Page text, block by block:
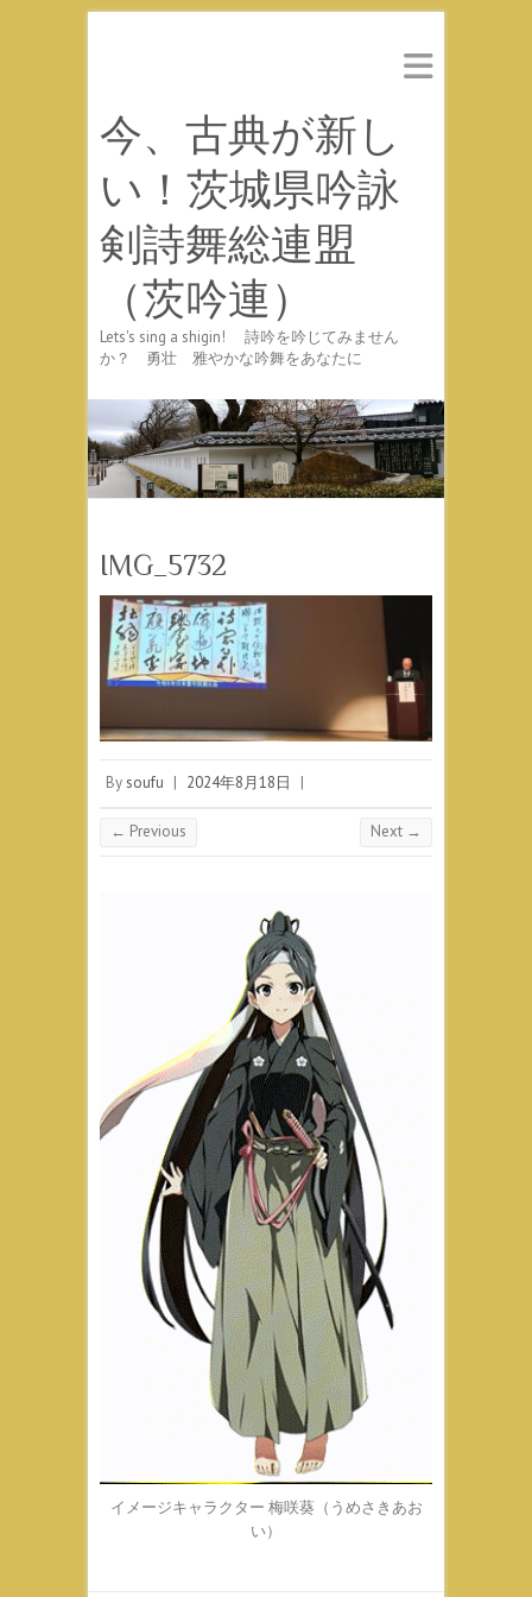
今、古典が新し
い！茨城県吟詠
剣詩舞総連盟
（茨吟連）
Lets's sing a shigin! 詩吟を吟じてみません
か？ 勇壮 雅やかな吟舞をあなたに
IMG_5732
Bysoufu | 2024年8月18日 |
← Previous Next →
イメージキャラクター 梅咲葵（うめさきあお
い）